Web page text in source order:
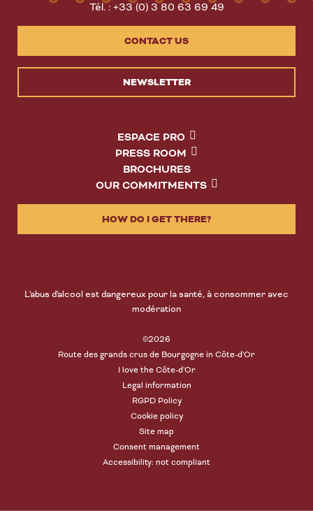
Tél. : +33 (0) 3 80 63 69 49
CONTACT US
NEWSLETTER
ESPACE PRO
PRESS ROOM
BROCHURES
OUR COMMITMENTS
HOW DO I GET THERE?
L'abus d'alcool est dangereux pour la santé, à consommer avec
modération
©2026
Route des grands crus de Bourgogne in Côte-d'Or
I love the Côte-d'Or
Legal information
RGPD Policy
Cookie policy
Site map
Consent management
Accessibility: not compliant